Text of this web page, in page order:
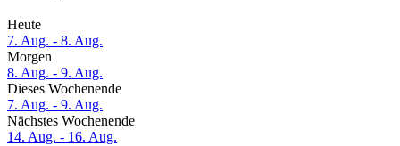
Heute
7. Aug. - 8. Aug.
Morgen
8. Aug. - 9. Aug.
Dieses Wochenende
7. Aug. - 9. Aug.
Nächstes Wochenende
14. Aug. - 16. Aug.